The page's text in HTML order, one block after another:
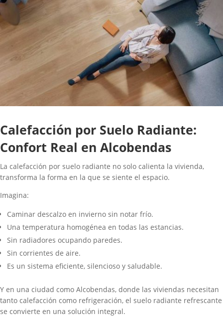
Calefacción por Suelo Radiante:
Confort Real en Alcobendas
La calefacción por suelo radiante no solo calienta la vivienda,
transforma la forma en la que se siente el espacio.
Imagina:
Caminar descalzo en invierno sin notar frío.
Una temperatura homogénea en todas las estancias.
Sin radiadores ocupando paredes.
Sin corrientes de aire.
Es un sistema eficiente, silencioso y saludable.
Y en una ciudad como Alcobendas, donde las viviendas necesitan
tanto calefacción como refrigeración, el suelo radiante refrescante
se convierte en una solución integral.